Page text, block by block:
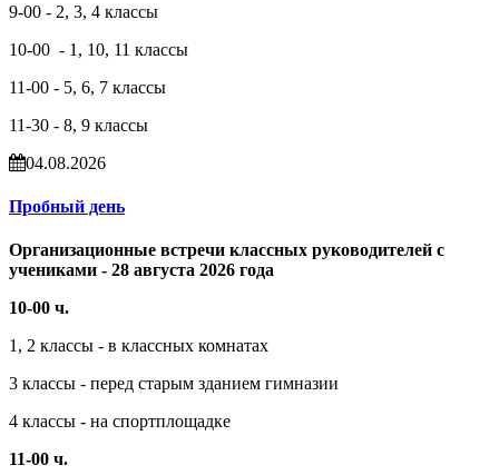
9-00 - 2, 3, 4 классы
10-00 - 1, 10, 11 классы
11-00 - 5, 6, 7 классы
11-30 - 8, 9 классы
04.08.2026
Пробный день
Организационные встречи классных руководителей с
учениками - 28 августа 2026 года
10-00 ч.
1, 2 классы - в классных комнатах
3 классы - перед старым зданием гимназии
4 классы - на спортплощадке
11-00 ч.